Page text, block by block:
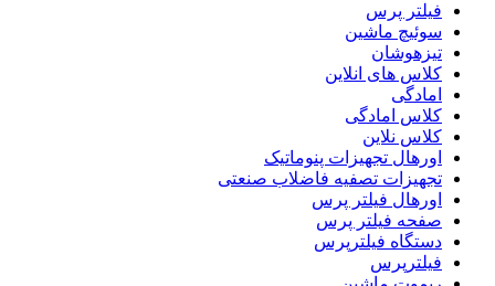
فیلتر پرس
سوئیچ ماشین
تیزهوشان
کلاس های انلاین
امادگی
کلاس امادگی
کلاس نلاین
اورهال تجهیزات پنوماتیک
تجهیزات تصفیه فاضلاب صنعتی
اورهال فیلتر پرس
صفحه فیلتر پرس
دستگاه فیلترپرس
فیلترپرس